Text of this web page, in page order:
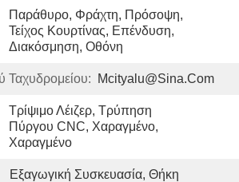
Παράθυρο, Φράχτη, Πρόσοψη,
Τείχος Κουρτίνας, Επένδυση,
Διακόσμηση, Οθόνη
Ταχυδρομείου: Mcityalu@sina.com
Τρίψιμο Λέιζερ, Τρύπηση
Πύργου CNC, Χαραγμένο,
Χαραγμένο
Εξαγωγική Συσκευασία, Θήκη